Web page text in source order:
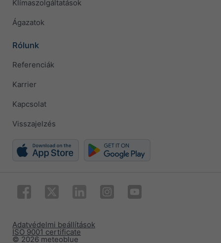
Klímaszolgáltatások
Ágazatok
Rólunk
Referenciák
Karrier
Kapcsolat
Visszajelzés
© 2026 meteoblue
ISO 9001 certificate
Adatvédelmi beállítások